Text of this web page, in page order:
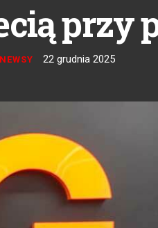
przy
NEWSY 22 grudnia 2025